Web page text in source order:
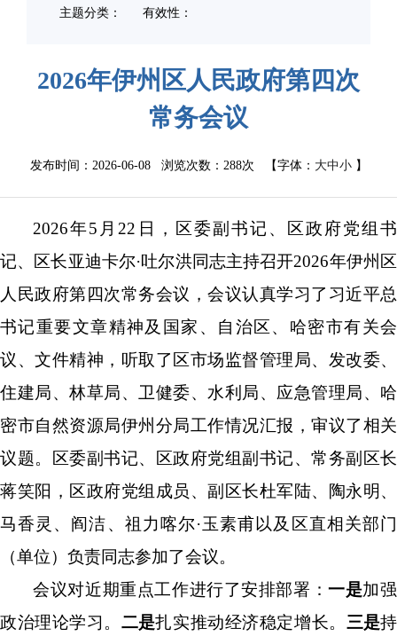
主题分类： 有效性：
2026年伊州区人民政府第四次
常务会议
发布时间：2026-06-08 浏览次数： 288次 【字体： 大中小】
2026年5 月 22 日，区委副书记、区政府党组书
记、区长亚迪卡尔·吐尔洪同志主持召开2026年伊州区
人民政府第四次常务会议 ， 会议认真学习了 习近平总
书记重要文章精神及国家、自治区、哈密市有关会
议、文件精神 ， 听取了 区市场监督管理局、 发改委、
住建局、林草局、卫健委、水利 局、应急管理局、 哈
密市自然资源局伊州分局工作情况汇报，审议了相关
议题。区委副书记、区政府党组副书记、常务副区长
蒋笑阳，区政府党组成员、副区长杜军陆、陶永明、
马香灵 、 阎洁、 祖力喀尔·玉素甫以及区直相关部门
（单位）负责同志参加了会议。
会议对近期重点工作进行了安排部署：一是加强
政治理论学习。二是扎实推动经济稳定增长。 三是持